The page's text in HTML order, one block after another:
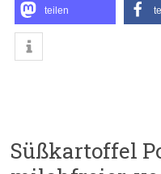
teilen
Süßkartoffel